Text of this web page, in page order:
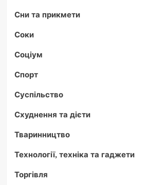
Сни та прикмети
Соки
Соціум
Спорт
Суспільство
Схуднення та дієти
Тваринництво
Технології, техніка та гаджети
Торгівля